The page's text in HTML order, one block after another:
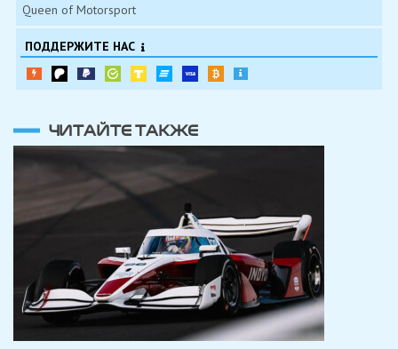
Queen of Motorsport
ПОДДЕРЖИТЕ НАС
ЧИТАЙТЕ ТАКЖЕ